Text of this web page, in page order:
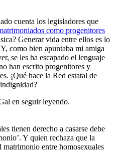
cuenta los legisladores que
como progenitores
Generar vida entre ellos es lo
como bien apuntaba mi amiga
se les ha escapado el lenguaje
han escrito progenitores y
¡Qué hace la Red estatal de
en seguir leyendo.
tienen derecho a casarse debe
Y quien rechaza que la
entre homosexuales